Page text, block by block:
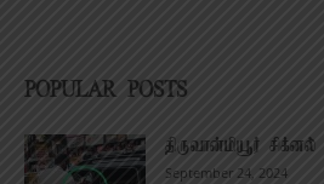
POPULAR POSTS
திருவான்மியூர்
September 24, 2024